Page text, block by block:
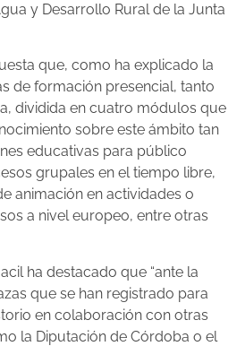
y Desarrollo Rural de la Junta
que, como ha explicado la
de formación presencial, tanto
dividida en cuatro módulos que
sobre este ámbito tan
educativas para público
grupales en el tiempo libre,
animación en actividades o
a nivel europeo, entre otras
ha destacado que “ante la
que se han registrado para
en colaboración con otras
la Diputación de Córdoba o el